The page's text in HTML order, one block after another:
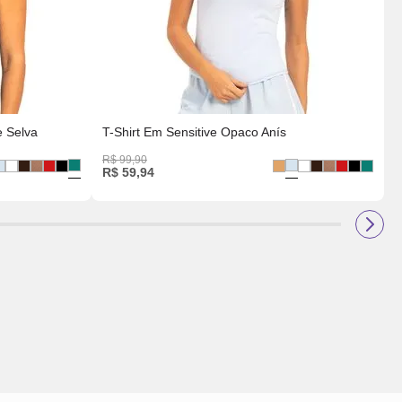
Selva T-Shirt Em Sensitive Opaco Anís
R$ 99,90
R$ 59,94